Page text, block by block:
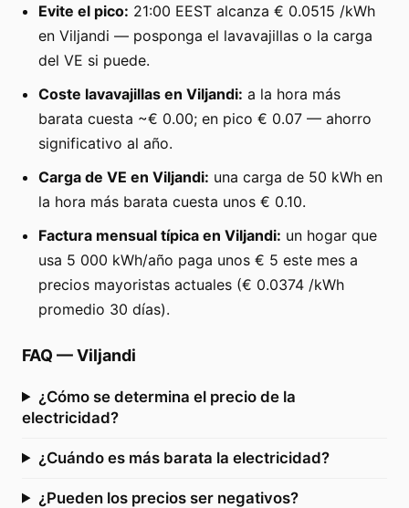
Evite el pico: 21:00 EEST alcanza € 0.0515 /kWh
en Viljandi — posponga el lavavajillas o la carga
del VE si puede.
Coste lavavajillas en Viljandi: a la hora más
barata cuesta ~€ 0.00; en pico € 0.07 — ahorro
significativo al año.
Carga de VE en Viljandi: una carga de 50 kWh en
la hora más barata cuesta unos € 0.10.
Factura mensual típica en Viljandi: un hogar que
usa 5 000 kWh/año paga unos € 5 este mes a
precios mayoristas actuales (€ 0.0374 /kWh
promedio 30 días).
FAQ —Viljandi
¿Cómo se determina el precio de la
electricidad?
¿Cuándo es más barata la electricidad?
¿Pueden los precios ser negativos?